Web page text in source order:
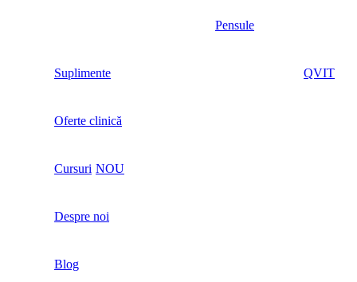
Pensule
Suplimente QVIT
Oferte clinică
Cursuri NOU
Despre noi
Blog